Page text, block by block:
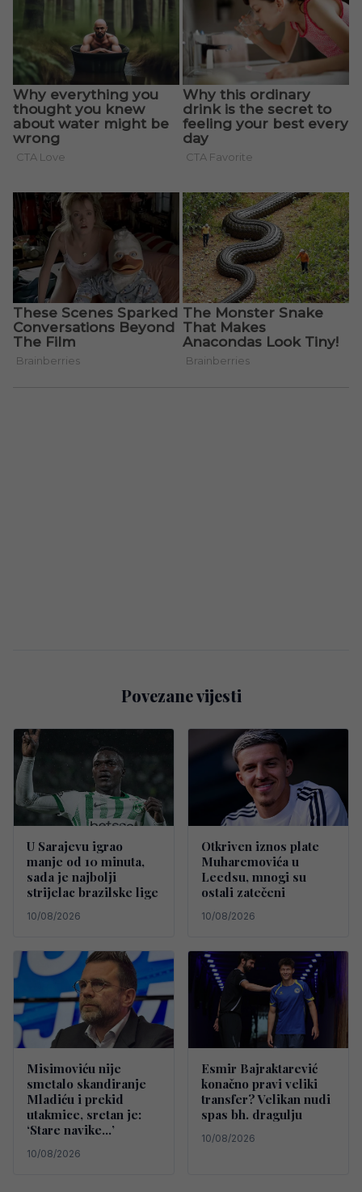
Povezane vijesti
U Sarajevu igrao
manje od 10 minuta,
sada je najbolji
strijelac brazilske lige
10/08/2026
Otkriven iznos plate
Muharemovića u
Leedsu, mnogi su
ostali zatečeni
10/08/2026
Misimoviću nije
smetalo skandiranje
Mladiću i prekid
utakmice, sretan je:
‘Stare navike…’
10/08/2026
Esmir Bajraktarević
konačno pravi veliki
transfer? Velikan nudi
spas bh. dragulju
10/08/2026